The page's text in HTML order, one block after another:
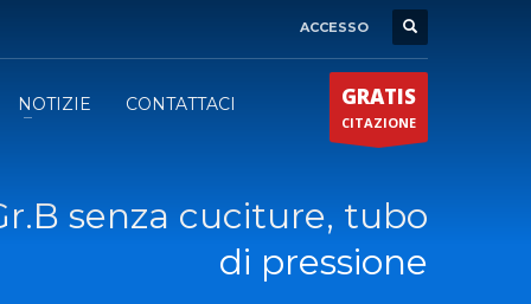
ACCESSO
NOTIZIE CONTATTACI GRATIS
CITAZIONE
senza cuciture, tubo
di pressione